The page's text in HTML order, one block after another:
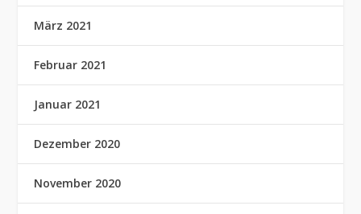
März 2021
Februar 2021
Januar 2021
Dezember 2020
November 2020